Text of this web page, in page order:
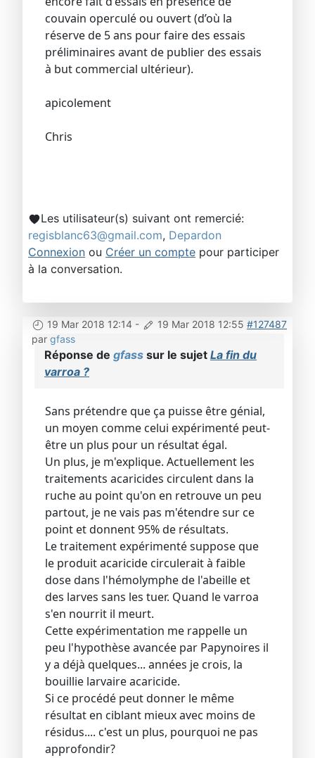
couvain operculé ou ouvert (d’où la
réserve de 5 ans pour faire des essais
préliminaires avant de publier des essais
à but commercial ultérieur).
apicolement
Chris
Les utilisateur(s) suivant ont remercié:
regisblanc63@gmail.com, Depardon
Connexion ou Créer un compte pour participer
à la conversation.
19 Mar 2018 12:14 - 19 Mar 2018 12:55 #127487
par gfass
Réponse de gfass sur le sujet La fin du
varroa ?
Sans prétendre que ça puisse être génial,
un moyen comme celui expérimenté peut-
être un plus pour un résultat égal.
Un plus, je m'explique. Actuellement les
traitements acaricides circulent dans la
ruche au point qu'on en retrouve un peu
partout, je ne vais pas m'étendre sur ce
point et donnent 95% de résultats.
Le traitement expérimenté suppose que
le produit acaricide circulerait à faible
dose dans l'hémolymphe de l'abeille et
des larves sans les tuer. Quand le varroa
s'en nourrit il meurt.
Cette expérimentation me rappelle un
peu l'hypothèse avancée par Papynoires il
y a déjà quelques... années je crois, la
bouillie larvaire acaricide.
Si ce procédé peut donner le même
résultat en ciblant mieux avec moins de
résidus.... c'est un plus, pourquoi ne pas
approfondir?